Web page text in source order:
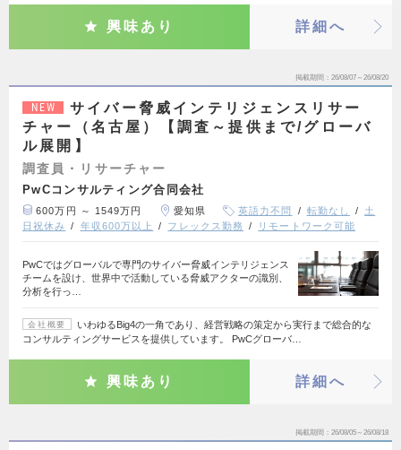
興味あり 詳細へ
掲載期間 26/08/07～26/08/20
NEW
サイバー脅威インテリジェンスリサー
チャー（名古屋）【調査～提供まで/グローバ
ル展開】
調査員・リサーチャー
PwCコンサルティング合同会社
600万円 ～ 1549万円 愛知県 英語力不問 転勤なし
土
日祝休み
年収600万以上 フレックス勤務 リモートワーク可能
PwCではグローバルで専門のサイバー脅威インテリジェンス
チームを設け、世界中で活動している脅威アクターの識別、
分析を行っ…
会社概要
いわゆるBig4の一角であり、経営戦略の策定から実行まで総合的な
コンサルティングサービスを提供しています。 PwCグローバ…
興味あり 詳細へ
掲載期間 26/08/05～26/08/18